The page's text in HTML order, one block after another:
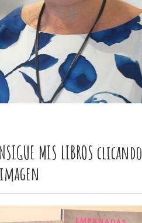
MIS LIBROS clicando